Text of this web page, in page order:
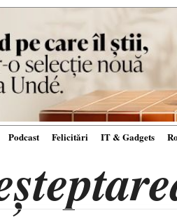
Podcast Felicitări IT & Gadgets